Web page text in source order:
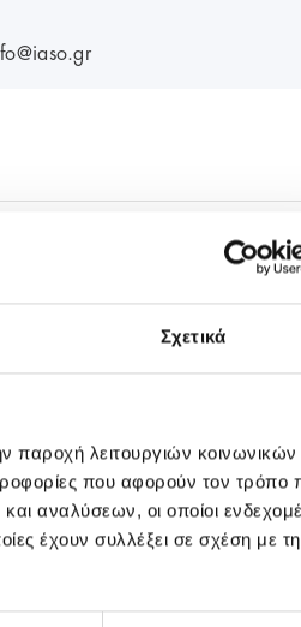
Σχετικά
παροχή λειτουργιών κοινωνικών
που αφορούν τον τρόπο
αναλύσεων, οι οποίοι
έχουν συλλέξει σε σχέση με
04/04/
Ο ρόλος
την